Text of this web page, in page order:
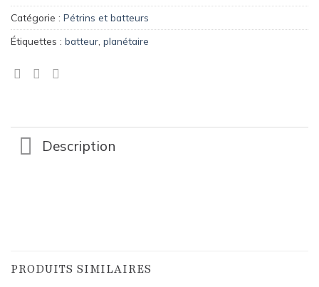
Catégorie : Pétrins et batteurs
Étiquettes : batteur planétaire
Description
PRODUITS SIMILAIRES